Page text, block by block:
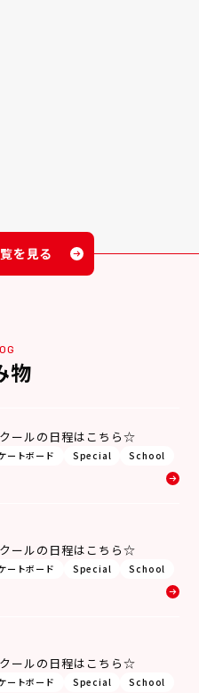
を見る
物
ールの日程はこちら☆
ートボード Special
School
ールの日程はこちら☆
ートボード Special
School
ールの日程はこちら☆
ートボード Special
School